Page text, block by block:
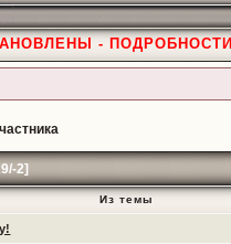
- ПОДРОБНОСТИ
2]
Из темы